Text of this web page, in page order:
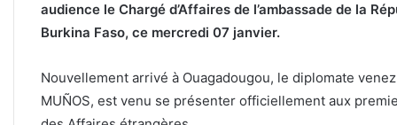
audience le Chargé d’Affaires de l’ambassade de la
Burkina Faso, ce mercredi 07 janvier.
Nouvellement arrivé à Ouagadougou, le diplomate
MUÑOS, est venu se présenter officiellement aux